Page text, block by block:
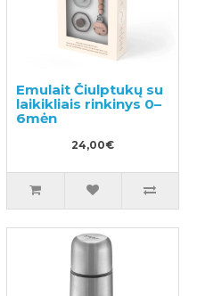
Emulait Čiulptukų su
laikikliais rinkinys 0–
6mėn
24,00€